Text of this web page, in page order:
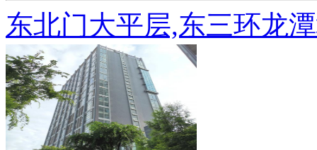
东北门大平层,东三环龙